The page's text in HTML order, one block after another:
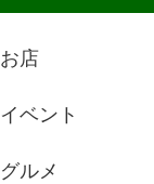
お店
イベント
グルメ